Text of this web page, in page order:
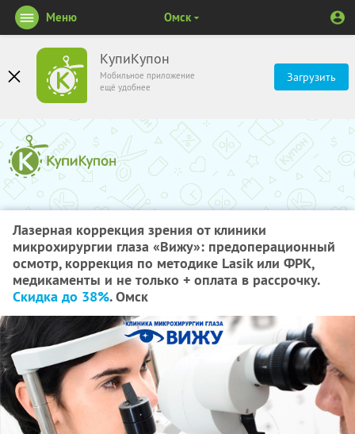
КупиКупон
Мобильное приложение
ещё удобнее
Загрузить
Меню Омск
Лазерная коррекция зрения от клиники
микрохирургии глаза «Вижу»: предоперационный
осмотр, коррекция по методике Lasik или ФРК,
медикаменты и не только + оплата в рассрочку.
Скидка до 38%. Омск